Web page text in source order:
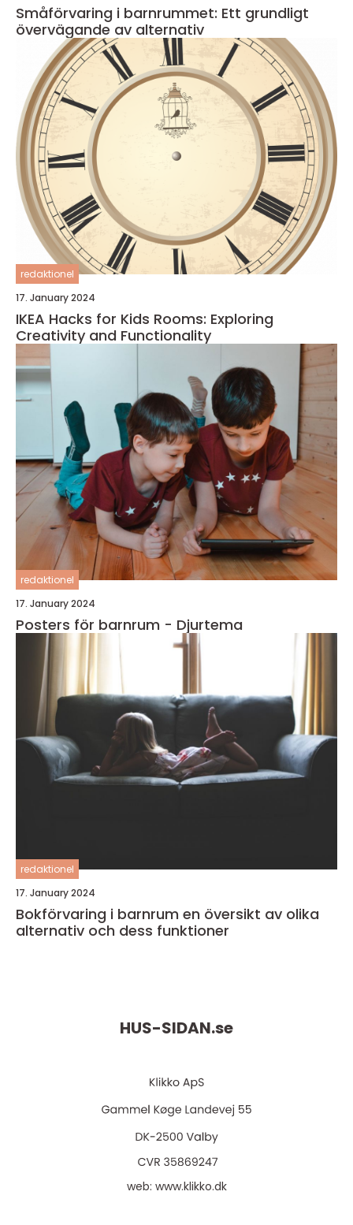
Småförvaring i barnrummet: Ett grundligt
övervägande av alternativ
redaktionel
17. January 2024
IKEA Hacks for Kids Rooms: Exploring
Creativity and Functionality
redaktionel
17. January 2024
Posters för barnrum - Djurtema
redaktionel
17. January 2024
Bokförvaring i barnrum en översikt av olika
alternativ och dess funktioner
HUS-SIDAN.se
web: www.klikko.dk